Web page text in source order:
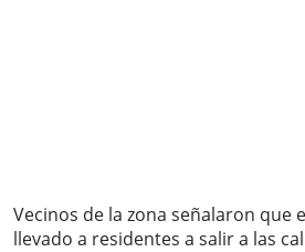
Vecinos de la zona señalaron
llevado a residentes a salir a las